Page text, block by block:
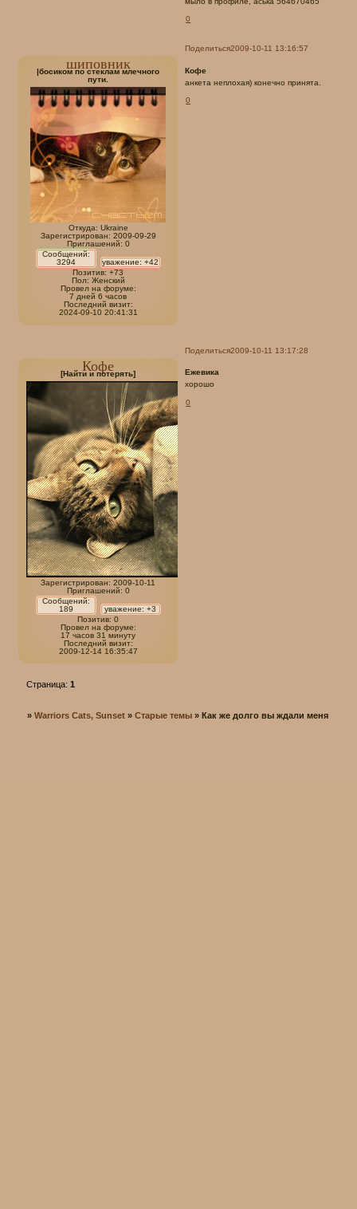
0
Поделиться2009-10-11 13:16:57
шиповник
|босиком по стеклам млечного
пути.
Откуда: Ukraine
Зарегистрирован: 2009-09-29
Приглашений: 0
Сообщений:
3294
уважение: +42
Позитив: +73
Пол: Женский
Провел на форуме:
7 дней 6 часов
Последний визит:
2024-09-10 20:41:31
Кофе
анкета неплохая) конечно принята.
0
Поделиться2009-10-11 13:17:28
Кофе
[Найти и потерять]
Зарегистрирован: 2009-10-11
Приглашений: 0
Сообщений:
189
уважение: +3
Позитив: 0
Провел на форуме:
17 часов 31 минуту
Последний визит:
2009-12-14 16:35:47
Ежевика
хорошо
0
Страница:1
»Warriors Cats, Sunset »Старые темы »Как же долго вы ждали меня